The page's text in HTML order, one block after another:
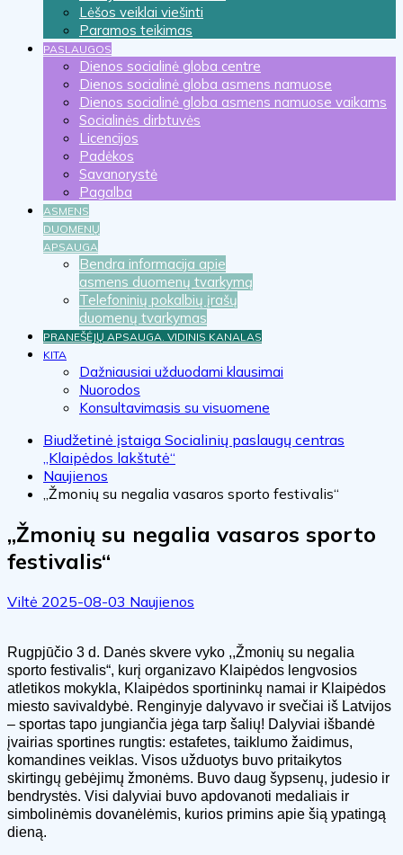
Lėšos veiklai viešinti
Paramos teikimas
PASLAUGOS
Dienos socialinė globa centre
Dienos socialinė globa asmens namuose
Dienos socialinė globa asmens namuose vaikams
Socialinės dirbtuvės
Licencijos
Padėkos
Savanorystė
Pagalba
ASMENS
DUOMENŲ
APSAUGA
Bendra informacija apie
asmens duomenų tvarkymą
Telefoninių pokalbių įrašų
duomenų tvarkymas
PRANEŠĖJŲ APSAUGA. VIDINIS KANALAS
KITA
Dažniausiai užduodami klausimai
Nuorodos
Konsultavimasis su visuomene
Biudžetinė įstaiga Socialinių paslaugų centras
„Klaipėdos lakštutė“
Naujienos
„Žmonių su negalia vasaros sporto festivalis“
„Žmonių su negalia vasaros sporto
festivalis“
Viltė 2025-08-03 Naujienos
Rugpjūčio 3 d. Danės skvere vyko ,,Žmonių su negalia
sporto festivalis“, kurį organizavo Klaipėdos lengvosios
atletikos mokykla, Klaipėdos sportininkų namai ir Klaipėdos
miesto savivaldybė. Renginyje dalyvavo ir svečiai iš Latvijos
– sportas tapo jungiančia jėga tarp šalių! Dalyviai išbandė
įvairias sportines rungtis: estafetes, taiklumo žaidimus,
komandines veiklas. Visos užduotys buvo pritaikytos
skirtingų gebėjimų žmonėms. Buvo daug šypsenų, judesio ir
bendrystės. Visi dalyviai buvo apdovanoti medaliais ir
simbolinėmis dovanėlėmis, kurios primins apie šią ypatingą
dieną.